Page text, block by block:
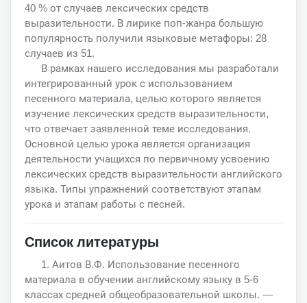
40 % от случаев лексических средств
выразительности. В лирике поп-жанра большую
популярность получили языковые метафоры: 28
случаев из 51.
В рамках нашего исследования мы разработали
интегрированный урок с использованием
песенного материала, целью которого является
изучение лексических средств выразительности,
что отвечает заявленной теме исследования.
Основной целью урока является организация
деятельности учащихся по первичному усвоению
лексических средств выразительности английского
языка. Типы упражнений соответствуют этапам
урока и этапам работы с песней.
Список литературы
1. Аитов В.Ф. Использование песенного
материала в обучении английскому языку в 5-6
классах средней общеобразовательной школы. —